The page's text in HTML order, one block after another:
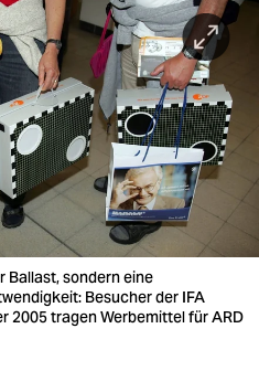
Ballast, sondern eine
Besucher der IFA
2005 tragen Werbemittel für ARD